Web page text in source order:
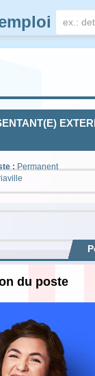
:Permanent
du poste